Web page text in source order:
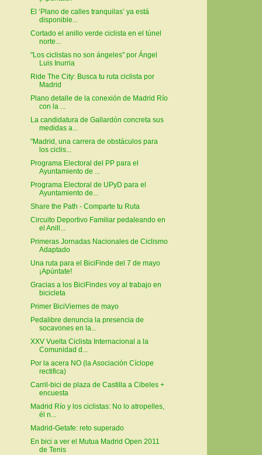
El ‘Plano de calles tranquilas’ ya está
disponible...
Cortado el anillo verde ciclista en el túnel
norte...
"Los ciclistas no son ángeles" por Ángel
Luis Inurria
Ride The City: Busca tu ruta ciclista por
Madrid
Plano detalle de la conexión de Madrid Río
con la ...
La candidatura de Gallardón concreta sus
medidas a...
"Madrid, una carrera de obstáculos para
los ciclis...
Programa Electoral del PP para el
Ayuntamiento de ...
Programa Electoral de UPyD para el
Ayuntamiento de...
Share the Path - Comparte tu Ruta
Circuito Deportivo Familiar pedaleando en
el Anill...
Primeras Jornadas Nacionales de Ciclismo
Adaptado
Una ruta para el BiciFinde del 7 de mayo
¡Apúntate!
Gracias a los BiciFindes voy al trabajo en
bicicleta
Primer BiciViernes de mayo
Pedalibre denuncia la presencia de
socavones en la...
XXV Vuelta Ciclista Internacional a la
Comunidad d...
Por la acera NO (la Asociación Cíclope
rectifica)
Carril-bici de plaza de Castilla a Cibeles +
encuesta
Madrid Río y los ciclistas: No lo atropelles,
él n...
Madrid-Getafe: reto superado
En bici a ver el Mutua Madrid Open 2011
de Tenis